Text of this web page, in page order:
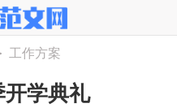
工作方案
学典礼